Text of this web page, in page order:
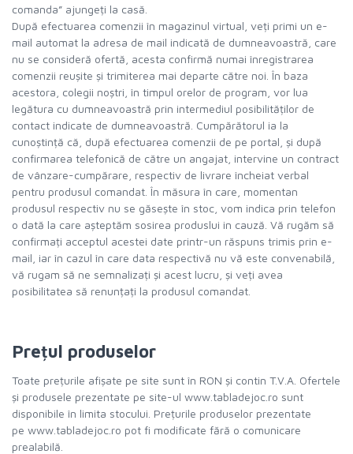
comanda” ajungeți la casă.
După efectuarea comenzii în magazinul virtual, veți primi un e-
mail automat la adresa de mail indicată de dumneavoastră, care
nu se consideră ofertă, acesta confirmă numai înregistrarea
comenzii reușite și trimiterea mai departe către noi. În baza
acestora, colegii noștri, în timpul orelor de program, vor lua
legătura cu dumneavoastră prin intermediul posibilităților de
contact indicate de dumneavoastră. Cumpărătorul ia la
cunoștință că, după efectuarea comenzii de pe portal, și după
confirmarea telefonică de către un angajat, intervine un contract
de vânzare-cumpărare, respectiv de livrare încheiat verbal
pentru produsul comandat. În măsura în care, momentan
produsul respectiv nu se găsește în stoc, vom indica prin telefon
o dată la care așteptăm sosirea produslui in cauză. Vă rugăm să
confirmați acceptul acestei date printr-un răspuns trimis prin e-
mail, iar în cazul în care data respectivă nu vă este convenabilă,
vă rugam să ne semnalizați și acest lucru, și veți avea
posibilitatea să renunțați la produsul comandat.
Prețul produselor
Toate prețurile afișate pe site sunt în RON și contin T.V.A. Ofertele
și produsele prezentate pe site-ul www.tabladejoc.ro sunt
disponibile în limita stocului. Prețurile produselor prezentate
pe www.tabladejoc.ro pot fi modificate fără o comunicare
prealabilă.